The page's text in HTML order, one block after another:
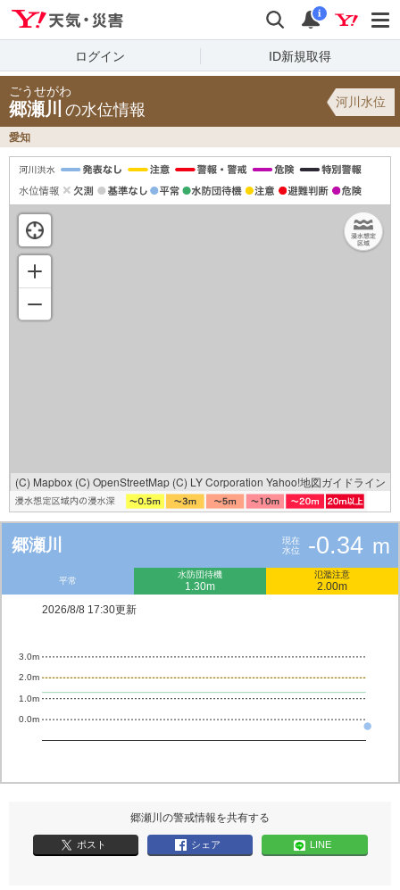
検索 通知
i
ログイン ID新規取得
ごうせがわ
郷瀬川 の水位情報 河川水位
愛知
(C) Mapbox (C) OpenStreetMap (C) LY Corporation Yahoo!地図ガイドライン
郷瀬川
現在
水位
-0.34 m
平常
水防団待機
1.30m
氾濫注意
2.00m
2026/8/8 17:30更新
0.0m
1.0m
2.0m
3.0m
郷瀬川の警戒情報を共有する
ポスト シェア LINE